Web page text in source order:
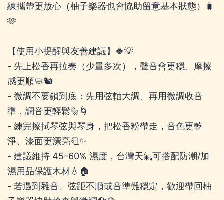
練攜帶更放心（柚子樂器也會協助留意基本狀態）🧳
🫶
【使用小提醒與友善建議】🍀💡
- 先上松香再拉奏（少量多次），聲音會更穩、摩擦
感更順🧼🐿️
- 微調不要鎖到底：先用弦軸大調、再用微調收音
準，調音更輕鬆🔩🌀
- 練完擦拭琴弦與琴身，把松香粉帶走，音色更乾
淨、漆面更漂亮🧻✨
- 建議維持 45–60% 濕度，台灣天氣可搭配防潮/加
濕用品保護木材💧🏠
- 若遇到雜音、弦距不順或音準難穩定，歡迎帶回柚